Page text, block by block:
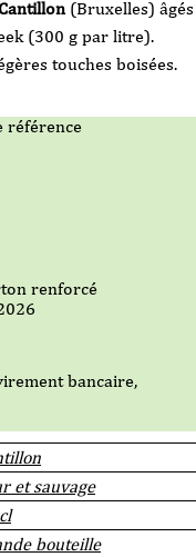
Cantillon (Bruxelles) âgés
(300 g par litre).
touches boisées.
et sauvage
bouteille
référence
renforcé
bancaire,